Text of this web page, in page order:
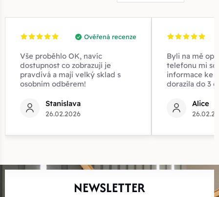
Ověřená recenze
Vše proběhlo OK, navíc
dostupnost co zobrazují je
pravdivá a mají velký sklad s
osobním odběrem!
Stanislava
26.02.2026
Byli na mě
telefonu mi
informace ke
dorazila do 3
Alice
NEWSLETTER